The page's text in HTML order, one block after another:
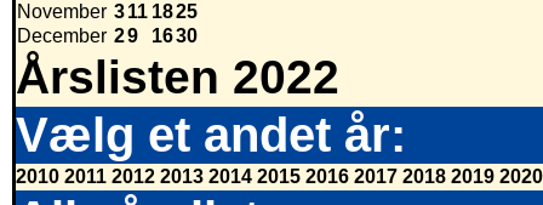
November 311 1825
December 29 1630
Årslisten 2022
Vælg et andet år:
2010 2011 2012 2013 2014 2015 2016 2017 2018 2019 2020